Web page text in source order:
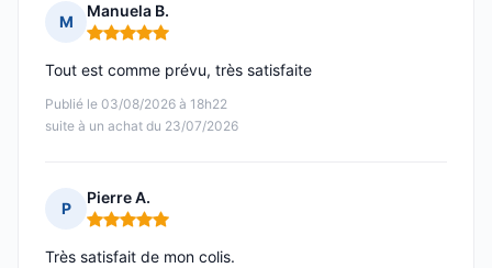
M
Manuela B.
Note : 5 sur 5
Publié le 03/08/2026 à 18h22
suite à un achat du 23/07/2026
Tout est comme prévu, très satisfaite
P
Pierre A.
Note : 5 sur 5
Très satisfait de mon colis.